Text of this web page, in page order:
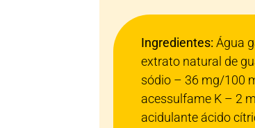
Ingredientes: Água
extrato natural de
sódio – 36 mg/100
acessulfame K – 2
acidulante ácido